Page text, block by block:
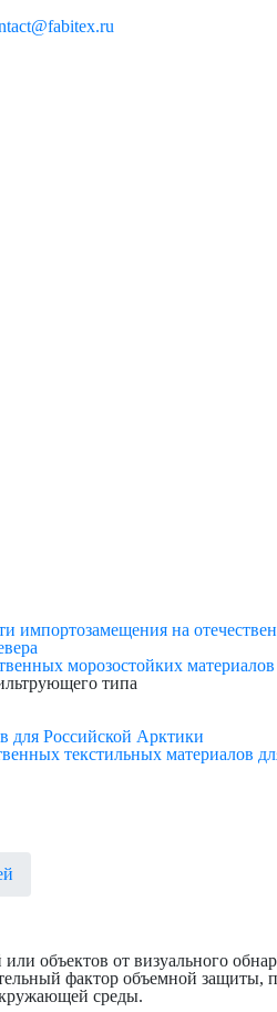
на
морозостойких материалов
типа
для Российской Арктики
текстильных материалов
от визуального
фактор объемной защиты,
среды.